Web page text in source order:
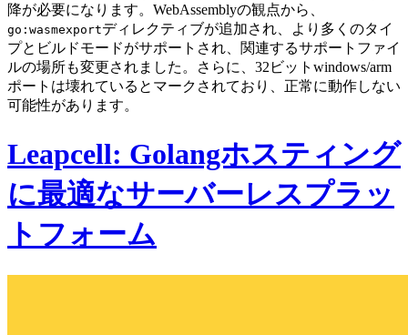
降が必要になります。WebAssemblyの観点から、
go:wasmexportディレクティブが追加され、より多くのタイ
プとビルドモードがサポートされ、関連するサポートファイ
ルの場所も変更されました。さらに、32ビットwindows/arm
ポートは壊れているとマークされており、正常に動作しない
可能性があります。
Leapcell: Golangホスティング
に最適なサーバーレスプラッ
トフォーム